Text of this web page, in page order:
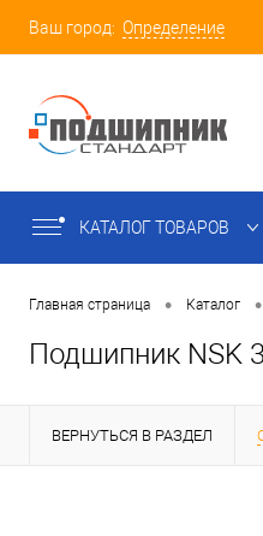
Ваш город: Определение
КАТАЛОГ ТОВАРОВ
Главная страница • Каталог •
Подшипник NSK
ВЕРНУТЬСЯ В РАЗДЕЛ